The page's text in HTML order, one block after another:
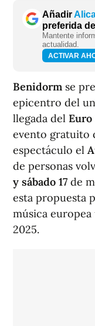
Añadir
preferida
Mantente
actualidad.
ACTIVAR
Benidorm se
epicentro del
llegada del
evento gratuito
espectáculo el
de personas
y sábado 17 de
esta propuesta
música
2025.